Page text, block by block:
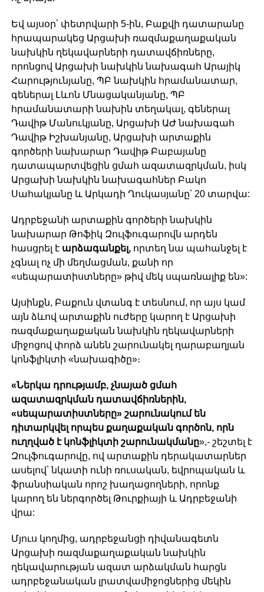
Եվ այսօր՝ փետրվարի 5-ին, Բաքվի դատարանը
հրապարակեց Արցախի ռազմաքաղաքական
նախկին ղեկավարների դատավճիռները,
որոնցով Արցախի նախկին նախագահ Արայիկ
Հարությունյանը, ՊԲ նախկին հրամանատար,
գեներալ Լևոն Մնացականյանը, ՊԲ
հրամանատարի նախին տեղակալ, գեներալ
Դավիթ Մանուկյանը, Արցախի ԱԺ նախագահ
Դավիթ Իշխանյանը, Արցախի արտաքին
գործերի նախարար Դավիթ Բաբայանը
դատապարտվեցին ցմահ ազատազրկման, իսկ
Արցախի նախկին նախագահներ Բակո
Սահակյանը և Արկադի Ղուկասյանը՝ 20 տարվա:
Ադրբեջանի արտաքին գործերի նախկին
նախարար Թոֆիկ Զուլֆուգարովն արդեն
հասցրել է արձագանքել,որտեղ նա պահանջել է
չգնալ ոչ մի մեղմացման, քանի որ
«սեպարատիստները» թիվ մեկ սպառնալիք են»:
Այսինքն, Բաքուն վտանգ է տեսնում, որ այս կամ
այն ձևով արտաքին ուժերը կարող է Արցախի
ռազմաքաղաքական նախկին ղեկավարների
միջոցով փորձ անեն շարունակել ղարաբաղյան
կոնֆլիկտի «նախագիծը»։
«Ներկա դրությամբ, չնայած ցմահ
ազատազրկման դատավճիռներին,
«սեպարատիստները» շարունակում են
դիտարկվել որպես քաղաքական գործոն, որն
ուղղված է կոնֆլիկտի շարունակմանը»,- շեշտել է
Զուլֆուգարովը, ով արտաքին դերակատարներ
ասելով՝ նկատի ունի ռուսական, եվրոպական և
ֆրանսիական որոշ խաղացողների, որոնք
կարող են ներգործել Թուրքիայի և Ադրբեջանի
վրա:
Մյուս կողմից, ադրբեջանցի դիվանագետն
Արցախի ռազմաքաղաքական նախկին
ղեկավարության ազատ արձակման հարցն
ադրբեջանական լրատվամիջոցներից մեկին